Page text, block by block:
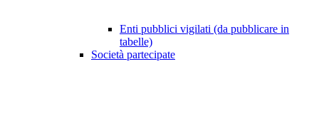
Enti pubblici vigilati (da pubblicare in
tabelle)
Società partecipate